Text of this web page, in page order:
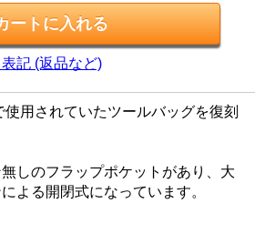
記 (返品など)
用されていたツールバッグを復刻
しのフラップポケットがあり、大
よる開閉式になっています。